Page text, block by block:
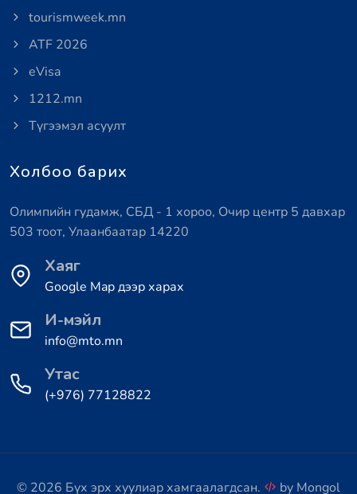
tourismweek.mn
ATF 2026
eVisa
1212.mn
Түгээмэл асуулт
Холбоо барих
Олимпийн гудамж, СБД - 1 хороо, Очир центр 5 давхар
503 тоот, Улаанбаатар 14220
Хаяг
Google Map дээр харах
И-мэйл
info@mto.mn
Утас
(+976) 77128822
© 2026 Бүх эрх хуулиар хамгаалагдсан. by Mongol